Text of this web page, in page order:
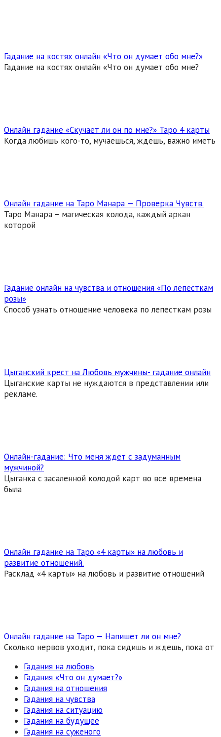
Гадание на костях онлайн «Что он думает обо мне?»
Гадание на костях онлайн «Что он думает обо мне?
Онлайн гадание «Скучает ли он по мне?» Таро 4 карты
Когда любишь кого-то, мучаешься, ждешь, важно иметь
Онлайн гадание на Таро Манара — Проверка Чувств.
Таро Манара – магическая колода, каждый аркан
которой
Гадание онлайн на чувства и отношения «По лепесткам
розы»
Способ узнать отношение человека по лепесткам розы
Цыганский крест на Любовь мужчины- гадание онлайн
Цыганские карты не нуждаются в представлении или
рекламе.
Онлайн-гадание: Что меня ждет с задуманным
мужчиной?
Цыганка с засаленной колодой карт во все времена
была
Онлайн гадание на Таро «4 карты» на любовь и
развитие отношений.
Расклад «4 карты» на любовь и развитие отношений
Онлайн гадание на Таро — Напишет ли он мне?
Сколько нервов уходит, пока сидишь и ждешь, пока от
Гадания на любовь
Гадания «Что он думает?»
Гадания на отношения
Гадания на чувства
Гадания на ситуацию
Гадания на будущее
Гадания на суженого